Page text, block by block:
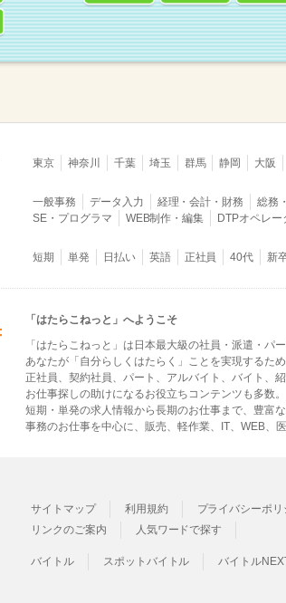
東京 神奈川 千葉 埼玉 群馬 静岡 大阪
一般事務 データ入力 経理・会計・財務 総務
SE・プログラマ
WEB制作・編集 DTPオペレー
短期 単発 日払い 英語 正社員 40代 新
「はたらこねっと」へようこそ
「はたらこねっと」は日本最大級の社員・派遣・パ
あなたが「自分らしくはたらく」ことを実現するため
正社員、契約社員、パート、アルバイト、バイト、
お仕事探しの助けになるお役立ちコンテンツも多数。
短期・単発の求人情報から長期のお仕事まで、豊富
事務のお仕事を中心に、販売、軽作業、IT、WEB、
サイトマップ 利用規約 プライバシーポリ
リンクのご案内
人気ワードで探す
バイトル スポットバイトル バイトル